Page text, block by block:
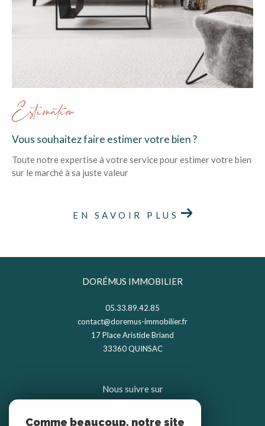
Estimation
Vous souhaitez faire estimer votre bien ?
Toute notre expertise à votre service pour estimer votre bien
sur le marché à sa juste valeur
EN SAVOIR PLUS
DORÉMUS IMMOBILIER
05.33.89.42.85
contact@doremus-immobilier.fr
17 Place Aristide Briand
33360
QUINSAC
Nous suivre sur
Comme beaucoup, notre site